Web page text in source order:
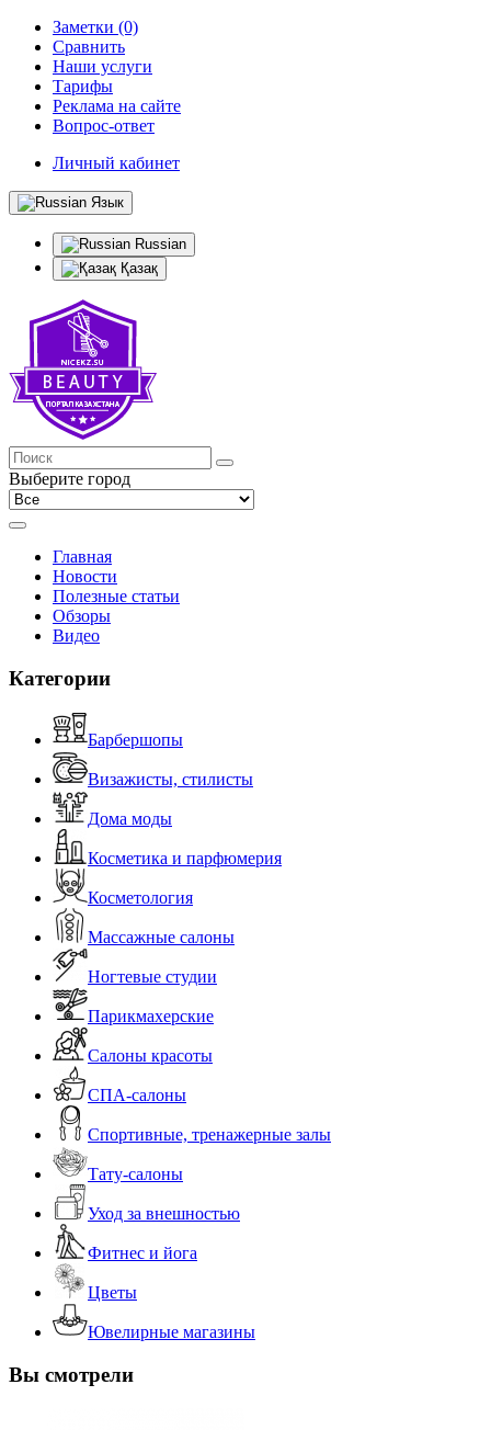
Заметки (0)
Сравнить
Наши услуги
Тарифы
Реклама на сайте
Вопрос-ответ
Личный кабинет
Язык
Russian
Қазақ
Выберите город
Главная
Новости
Полезные статьи
Обзоры
Видео
Категории
Барбершопы
Визажисты, стилисты
Дома моды
Косметика и парфюмерия
Косметология
Массажные салоны
Ногтевые студии
Парикмахерские
Салоны красоты
СПА-салоны
Спортивные, тренажерные залы
Тату-салоны
Уход за внешностью
Фитнес и йога
Цветы
Ювелирные магазины
Вы смотрели